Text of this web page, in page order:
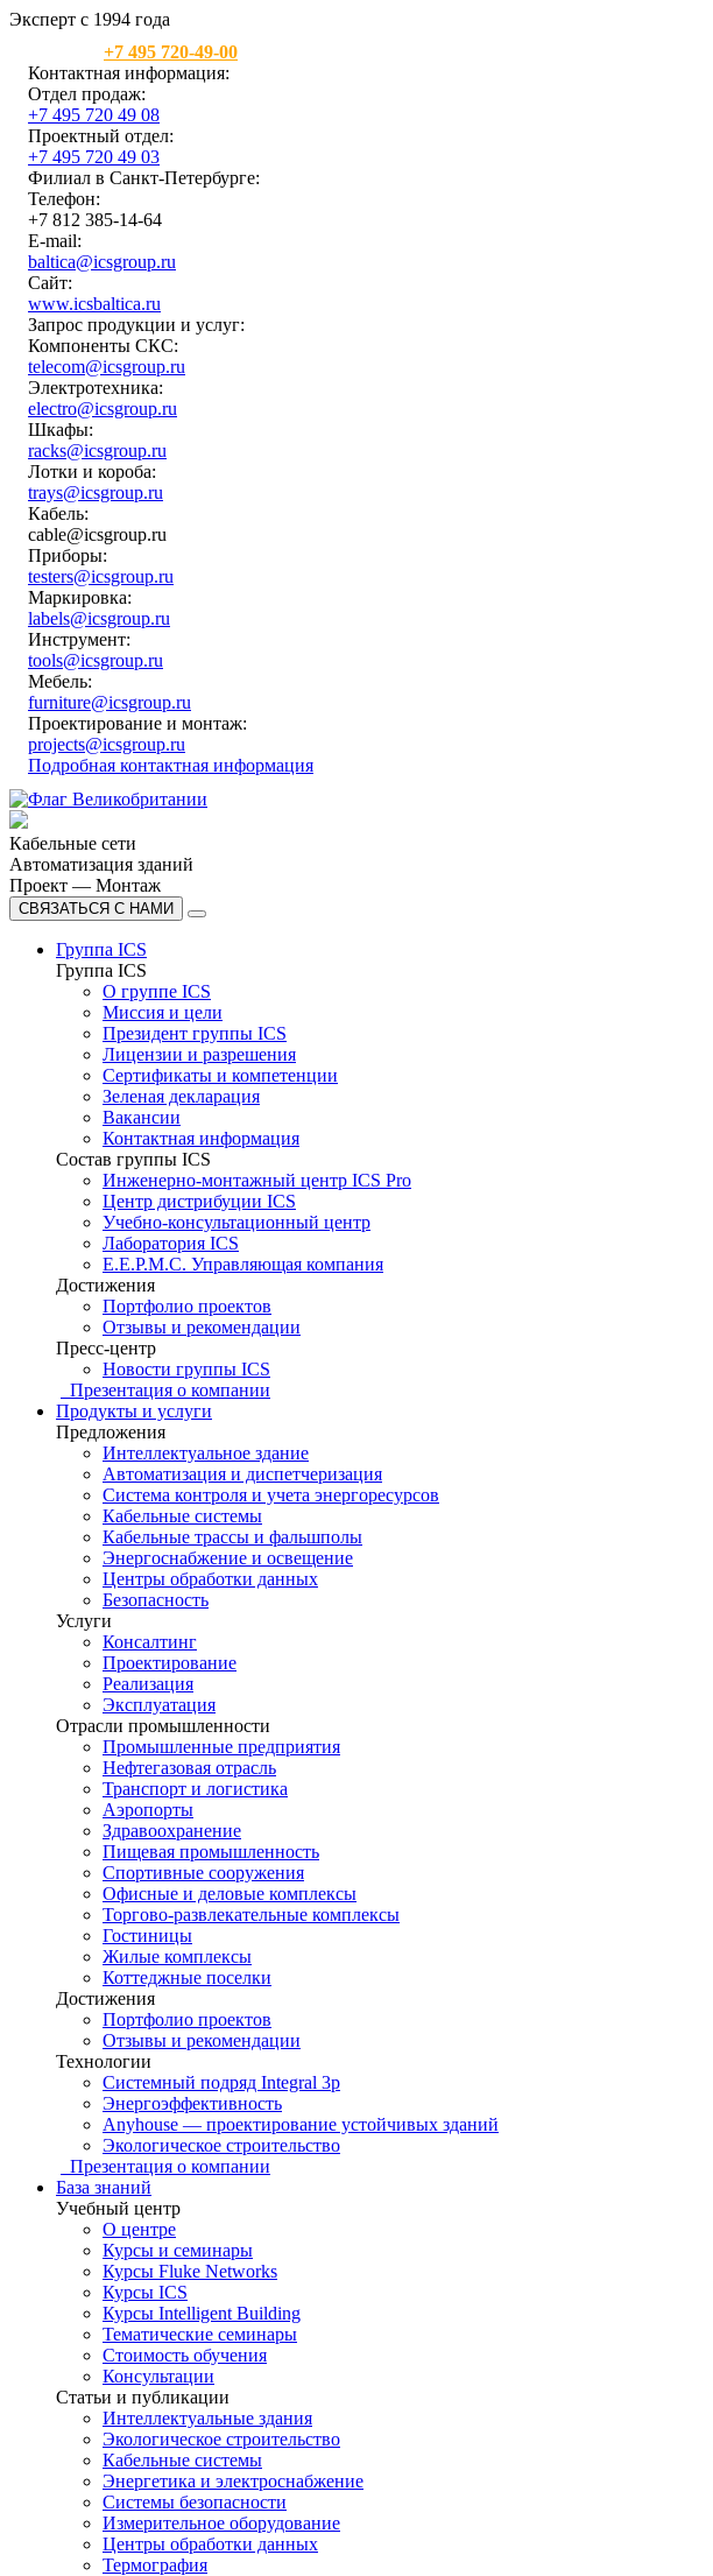
Эксперт с 1994 года
+7 495 720-49-00
Контактная информация:
Отдел продаж:
+7 495 720 49 08
Проектный отдел:
+7 495 720 49 03
Филиал в Санкт-Петербурге:
Телефон:
+7 812 385-14-64
E-mail:
baltica@icsgroup.ru
Сайт:
www.icsbaltica.ru
Запрос продукции и услуг:
Компоненты СКС:
telecom@icsgroup.ru
Электротехника:
electro@icsgroup.ru
Шкафы:
racks@icsgroup.ru
Лотки и короба:
trays@icsgroup.ru
Кабель:
cable@icsgroup.ru
Приборы:
testers@icsgroup.ru
Маркировка:
labels@icsgroup.ru
Инструмент:
tools@icsgroup.ru
Мебель:
furniture@icsgroup.ru
Проектирование и монтаж:
projects@icsgroup.ru
Подробная контактная информация
Кабельные сети
Автоматизация зданий
Проект — Монтаж
СВЯЗАТЬСЯ С НАМИ
Группа ICS
Группа ICS
О группе ICS
Миссия и цели
Президент группы ICS
Лицензии и разрешения
Сертификаты и компетенции
Зеленая декларация
Вакансии
Контактная информация
Состав группы ICS
Инженерно-монтажный центр ICS Pro
Центр дистрибуции ICS
Учебно-консультационный центр
Лаборатория ICS
E.E.P.M.C. Управляющая компания
Достижения
Портфолио проектов
Отзывы и рекомендации
Пресс-центр
Новости группы ICS
Презентация о компании
Продукты и услуги
Предложения
Интеллектуальное здание
Автоматизация и диспетчеризация
Система контроля и учета энергоресурсов
Кабельные системы
Кабельные трассы и фальшполы
Энергоснабжение и освещение
Центры обработки данных
Безопасность
Услуги
Консалтинг
Проектирование
Реализация
Эксплуатация
Отрасли промышленности
Промышленные предприятия
Нефтегазовая отрасль
Транспорт и логистика
Аэропорты
Здравоохранение
Пищевая промышленность
Спортивные сооружения
Офисные и деловые комплексы
Торгово-развлекательные комплексы
Гостиницы
Жилые комплексы
Коттеджные поселки
Достижения
Портфолио проектов
Отзывы и рекомендации
Технологии
Системный подряд Integral 3p
Энергоэффективность
Anyhouse — проектирование устойчивых зданий
Экологическое строительство
Презентация о компании
База знаний
Учебный центр
О центре
Курсы и семинары
Курсы Fluke Networks
Курсы ICS
Курсы Intelligent Building
Тематические семинары
Стоимость обучения
Консультации
Статьи и публикации
Интеллектуальные здания
Экологическое строительство
Кабельные системы
Энергетика и электроснабжение
Системы безопасности
Измерительное оборудование
Центры обработки данных
Термография